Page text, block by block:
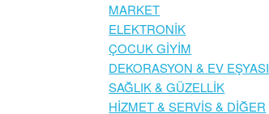
MARKET
ELEKTRONİK
ÇOCUK GİYİM
DEKORASYON & EV EŞYASI
SAĞLIK & GÜZELLİK
HİZMET & SERVİS & DİĞER